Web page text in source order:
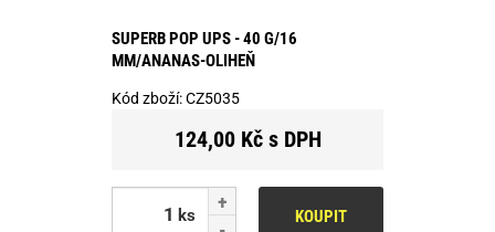
SUPERB POP UPS - 40 G/16
MM/ANANAS-OLIHEŇ
Kód zboží:CZ5035
124,00 Kč s DPH
ks KOUPIT